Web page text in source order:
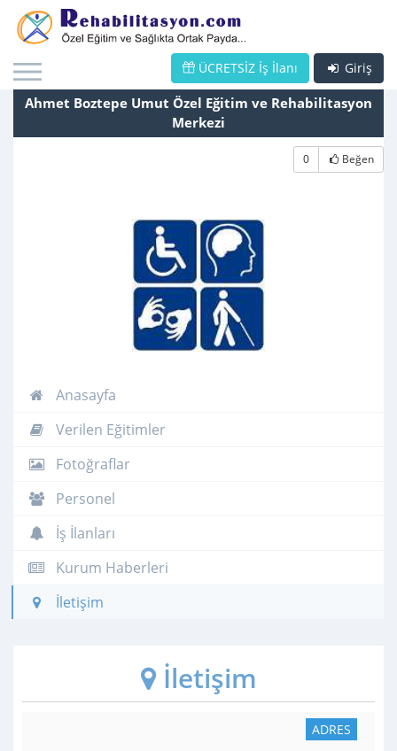
Giriş
ÜCRETSİZ İş İlanı
Ahmet Boztepe Umut Özel Eğitim ve Rehabilitasyon
Merkezi
0 Beğen
Anasayfa
Verilen Eğitimler
Fotoğraflar
Personel
İş İlanları
Kurum Haberleri
İletişim
İletişim
ADRES